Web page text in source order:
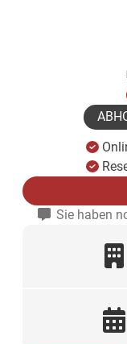
Sie haben